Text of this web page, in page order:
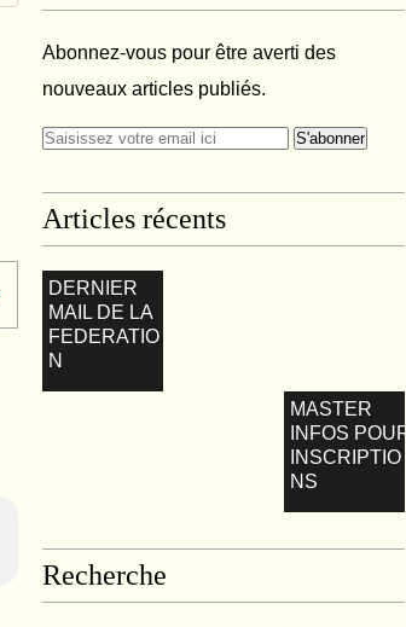
Abonnez-vous pour être averti des
nouveaux articles publiés.
Articles récents
DERNIER
MAIL DE LA
FEDERATIO
N
MASTER
INFOS POUR
INSCRIPTIO
NS
Recherche